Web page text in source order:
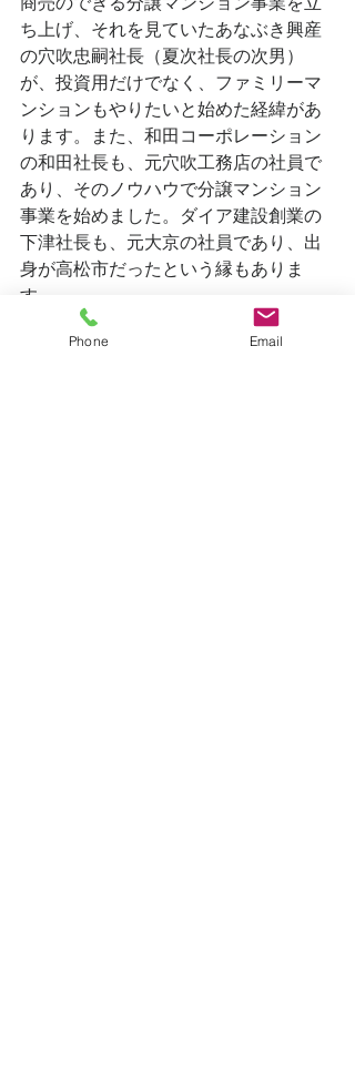
ち上げ、それを見ていたあなぶき興産
の穴吹忠嗣社長（夏次社長の次男）
が、投資用だけでなく、ファミリーマ
ンションもやりたいと始めた経緯があ
ります。また、和田コーポレーション
の和田社長も、元穴吹工務店の社員で
あり、そのノウハウで分譲マンション
事業を始めました。ダイア建設創業の
下津社長も、元大京の社員であり、出
身が高松市だったという縁もありま
す。
こうやって、改めて香川県のマンシ
Phone Email